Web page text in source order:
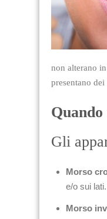
non alterano
presentano
Gli
Morso
e/o sui lati.
Morso